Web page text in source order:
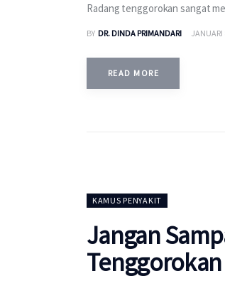
Radang tenggorokan sangat
BY DR. DINDA PRIMANDARI JANUARI
READ MORE
KAMUS PENYAKIT
Jangan